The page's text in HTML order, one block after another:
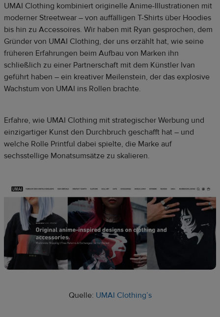
UMAI Clothing kombiniert originelle Anime-Illustrationen mit
moderner Streetwear – von auffälligen T-Shirts über Hoodies
bis hin zu Accessoires. Wir haben mit Ryan gesprochen, dem
Gründer von UMAI Clothing, der uns erzählt hat, wie seine
früheren Erfahrungen beim Aufbau von Marken ihn
schließlich zu einer Partnerschaft mit dem Künstler Ivan
geführt haben – ein kreativer Meilenstein, der das explosive
Wachstum von UMAI ins Rollen brachte.
Erfahre, wie UMAI Clothing mit strategischer Werbung und
einzigartiger Kunst den Durchbruch geschafft hat – und
welche Rolle Printful dabei spielte, die Marke auf
sechsstellige Monatsumsätze zu skalieren.
Quelle: UMAI Clothing’s